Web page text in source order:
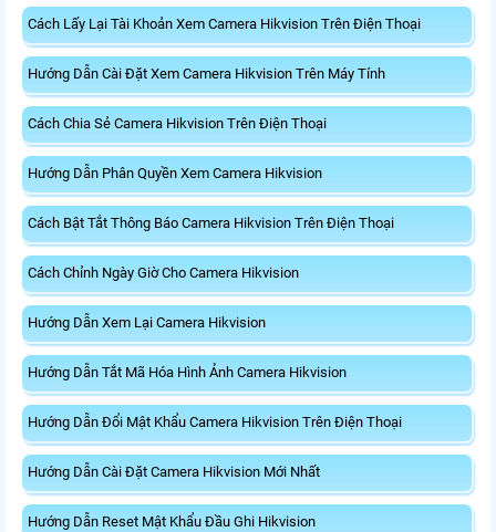
Cách Lấy Lại Tài Khoản Xem Camera Hikvision Trên Điện Thoại
Hướng Dẫn Cài Đặt Xem Camera Hikvision Trên Máy Tính
Cách Chia Sẻ Camera Hikvision Trên Điện Thoại
Hướng Dẫn Phân Quyền Xem Camera Hikvision
Cách Bật Tắt Thông Báo Camera Hikvision Trên Điện Thoại
Cách Chỉnh Ngày Giờ Cho Camera Hikvision
Hướng Dẫn Xem Lại Camera Hikvision
Hướng Dẫn Tắt Mã Hóa Hình Ảnh Camera Hikvision
Hướng Dẫn Đổi Mật Khẩu Camera Hikvision Trên Điện Thoại
Hướng Dẫn Cài Đặt Camera Hikvision Mới Nhất
Hướng Dẫn Reset Mật Khẩu Đầu Ghi Hikvision